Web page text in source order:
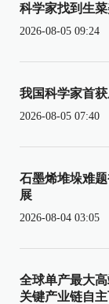
科学家找到生
2026-08-05 09:24
我国科学家首
2026-08-05 07:40
石墨烯堆垛难
展
2026-08-04 03:05
全球单产最大
关键产业链自